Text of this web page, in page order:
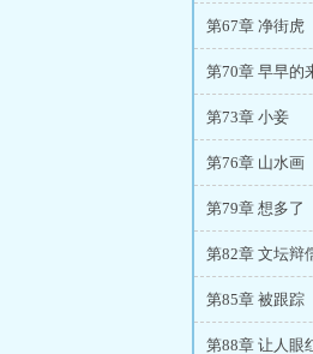
第67章 净街虎
第70章 早早的
第73章 小妾
第76章 山水画
第79章 想多了
第82章 文坛辩
第85章 被跟踪
第88章 让人眼